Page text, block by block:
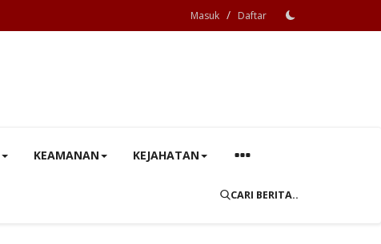
Masuk / Daftar
KEAMANAN KEJAHATAN
CARI BERITA..